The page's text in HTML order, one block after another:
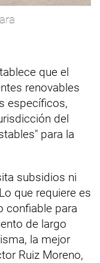
que el
renovables
específicos,
del
para la
subsidios ni
que requiere es
confiable para
de largo
la mejor
Ruiz Moreno,